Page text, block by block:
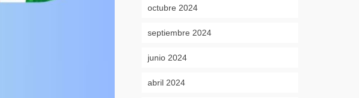
octubre 2024
septiembre 2024
junio 2024
abril 2024